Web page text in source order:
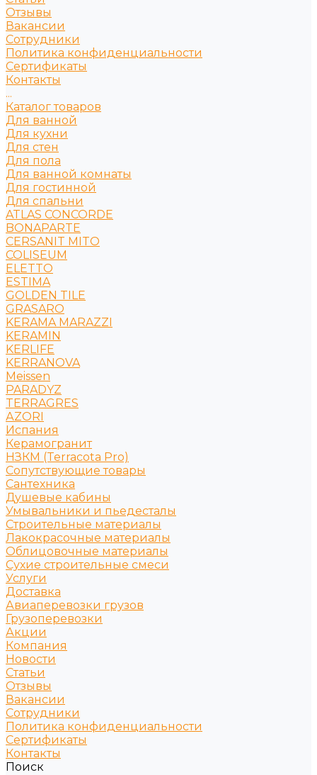
Отзывы
Вакансии
Сотрудники
Политика конфиденциальности
Сертификаты
Контакты
...
Каталог товаров
Для ванной
Для кухни
Для стен
Для пола
Для ванной комнаты
Для гостинной
Для спальни
ATLAS CONCORDE
BONAPARTE
CERSANIT MITO
COLISEUM
ELETTO
ESTIMA
GOLDEN TILE
GRASARO
KERAMA MARAZZI
KERAMIN
KERLIFE
KERRANOVA
Meissen
PARADYZ
TERRAGRES
АZORI
Испания
Керамогранит
НЗКМ (Terracota Pro)
Сопутствующие товары
Сантехника
Душевые кабины
Умывальники и пьедесталы
Строительные материалы
Лакокрасочные материалы
Облицовочные материалы
Сухие строительные смеси
Услуги
Доставка
Авиаперевозки грузов
Грузоперевозки
Акции
Компания
Новости
Статьи
Отзывы
Вакансии
Сотрудники
Политика конфиденциальности
Сертификаты
Контакты
Поиск